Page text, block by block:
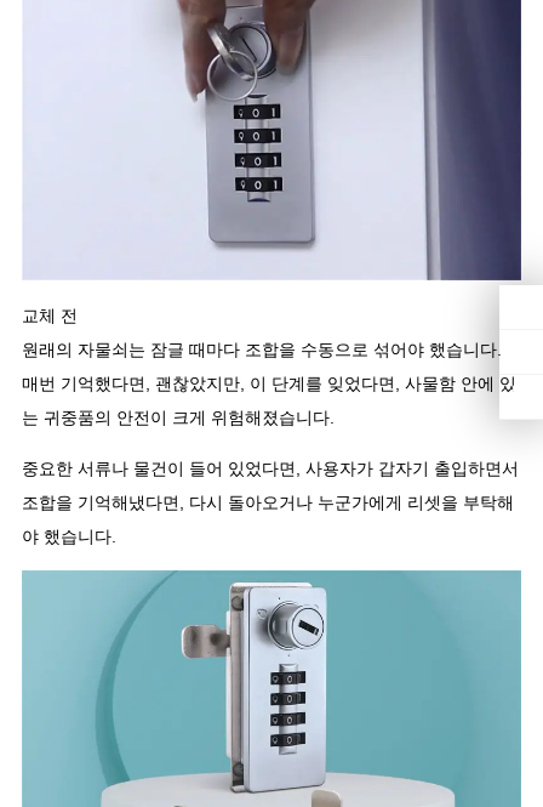
교체 전
원래의 자물쇠는 잠글 때마다 조합을 수동으로 섞어야 했습니다.
매번 기억했다면, 괜찮았지만, 이 단계를 잊었다면, 사물함 안에 있
는 귀중품의 안전이 크게 위험해졌습니다.
중요한 서류나 물건이 들어 있었다면, 사용자가 갑자기 출입하면서
조합을 기억해냈다면, 다시 돌아오거나 누군가에게 리셋을 부탁해
야 했습니다.